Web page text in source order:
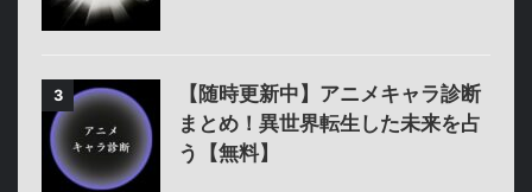
3
【随時更新中】アニメキャラ診断
まとめ！異世界転生した未来を占
う【無料】